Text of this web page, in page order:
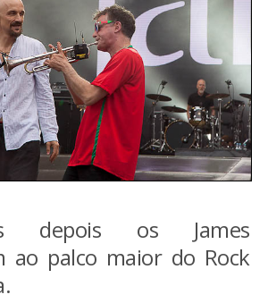
depois os James
ao palco maior do Rock